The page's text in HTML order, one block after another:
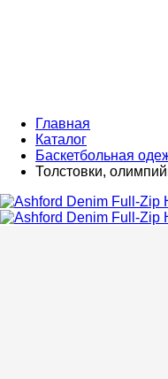
Главная
Каталог
Баскетбольная
Толстовки,